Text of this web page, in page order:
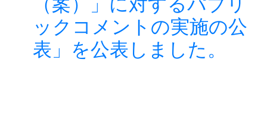
ックコメントの実施の公
表」を公表しました。